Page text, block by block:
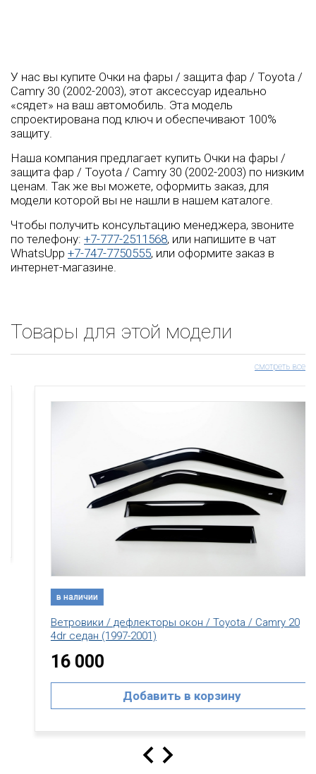
У нас вы купите Очки на фары / защита фар / Toyota /
Camry 30 (2002-2003), этот аксессуар идеально
«сядет» на ваш автомобиль. Эта модель
спроектирована под ключ и обеспечивают 100%
защиту.
Наша компания предлагает купить Очки на фары /
защита фар / Toyota / Camry 30 (2002-2003) по низким
ценам. Так же вы можете, оформить заказ, для
модели которой вы не нашли в нашем каталоге.
Чтобы получить консультацию менеджера, звоните
по телефону: +7-777-2511568, или напишите в чат
WhatsUpp +7-747-7750555, или оформите заказ в
интернет-магазине.
Товары для этой модели
смотреть все
в наличии
Ветровики / дефлекторы окон / Toyota / Camry 20
4dr седан (1997-2001)
16 000
Добавить в корзину